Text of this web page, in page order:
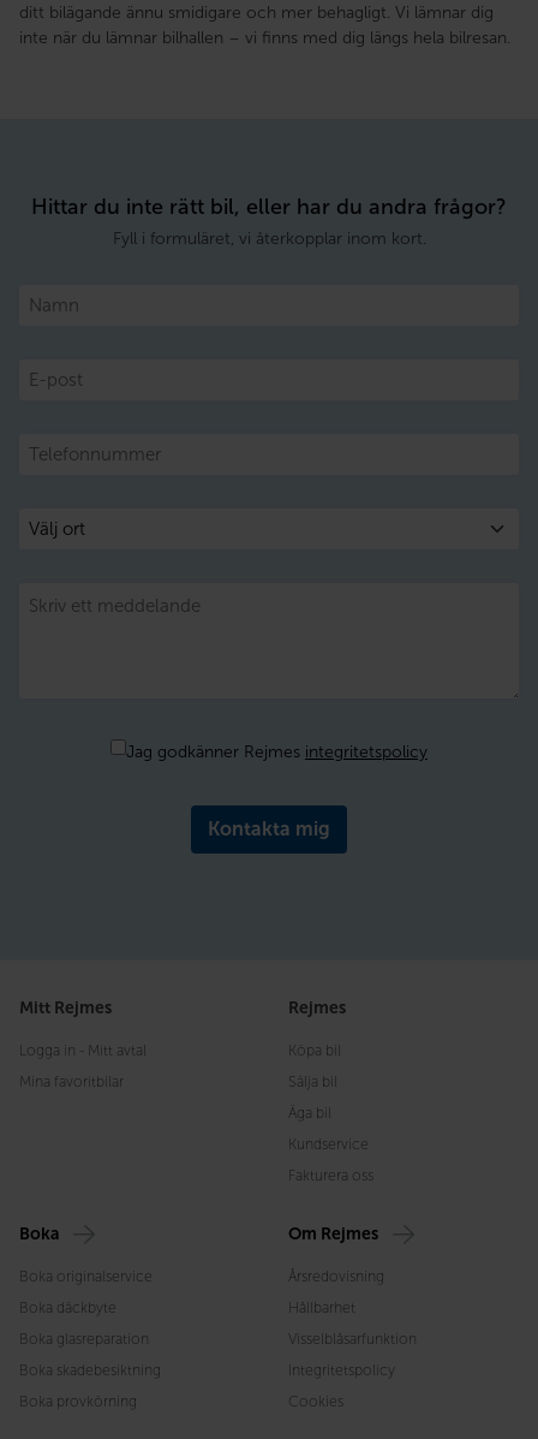
ditt bilägande ännu smidigare och mer behagligt. Vi lämnar dig
inte när du lämnar bilhallen – vi finns med dig längs hela bilresan.
Hittar du inte rätt bil, eller har du andra frågor?
Fyll i formuläret, vi återkopplar inom kort.
Namn
E-
post
Telefon
Välj
ort
Jag godkänner Rejmes integritetspolicy
Mitt Rejmes
Logga in - Mitt avtal
Mina favoritbilar
Rejmes
Köpa bil
Sälja bil
Äga bil
Kundservice
Fakturera oss
Boka
Boka originalservice
Boka däckbyte
Boka glasreparation
Boka skadebesiktning
Boka provkörning
Om Rejmes
Årsredovisning
Hållbarhet
Visselblåsarfunktion
Integritetspolicy
Cookies